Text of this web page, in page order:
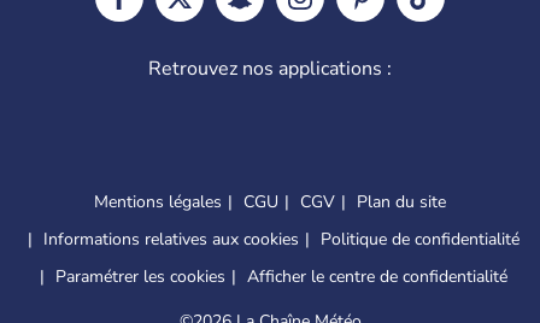
Retrouvez nos applications :
Mentions légales CGU CGV
Plan du site
Informations relatives aux cookies
Politique de confidentialité
Paramétrer les cookies
Afficher le centre de confidentialité